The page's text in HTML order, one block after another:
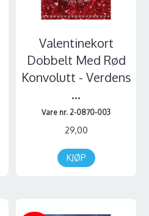
Valentinekort
Dobbelt Med Rød
Konvolutt - Verdens
...
Vare nr. 2-0870-003
29,00
KJØP